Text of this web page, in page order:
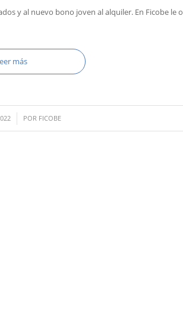
y al nuevo bono joven al alquiler. En Ficobe le
más
POR FICOBE